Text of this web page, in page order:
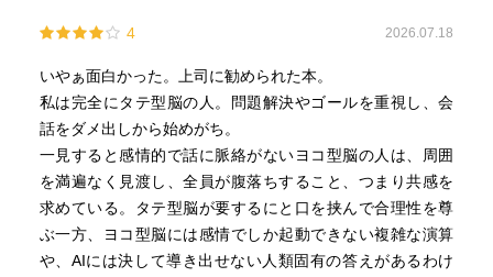
4 2026.07.18
いやぁ面白かった。上司に勧められた本。
私は完全にタテ型脳の人。問題解決やゴールを重視し、会
話をダメ出しから始めがち。
一見すると感情的で話に脈絡がないヨコ型脳の人は、周囲
を満遍なく見渡し、全員が腹落ちすること、つまり共感を
求めている。タテ型脳が要するにと口を挟んで合理性を尊
ぶ一方、ヨコ型脳には感情でしか起動できない複雑な演算
や、AIには決して導き出せない人類固有の答えがあるわけ